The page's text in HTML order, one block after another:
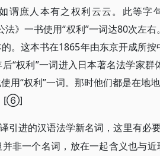
谓庶人本有之权利云云。此等字
》一书使用“权利”一词达80次左
。这本书在1865年由东京开成所
“权利”一词进入日本著名法学家群
用“权利”一词。那时他们都是在地
[⑥]
引进的汉语法学新名词，这里有必
非一个名词，放在一起含义也与